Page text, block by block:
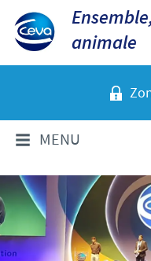
animale
MENU
QUI SOMMES-
Aperçu de la
PRODUITS